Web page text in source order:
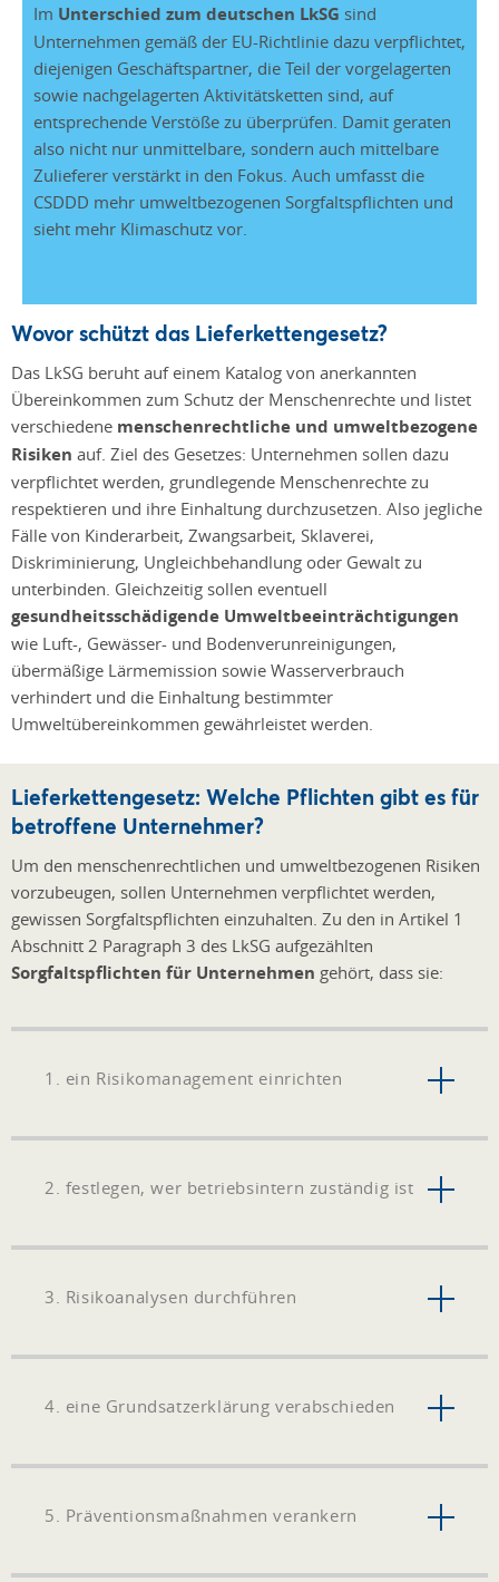
Im Unterschied zum deutschen LkSG sind
Unternehmen gemäß der EU-Richtlinie dazu verpflichtet,
diejenigen Geschäftspartner, die Teil der vorgelagerten
sowie nachgelagerten Aktivitätsketten sind, auf
entsprechende Verstöße zu überprüfen. Damit geraten
also nicht nur unmittelbare, sondern auch mittelbare
Zulieferer verstärkt in den Fokus. Auch umfasst die
CSDDD mehr umweltbezogenen Sorgfaltspflichten und
sieht mehr Klimaschutz vor.
Wovor schützt das Lieferkettengesetz?
Das LkSG beruht auf einem Katalog von anerkannten
Übereinkommen zum Schutz der Menschenrechte und listet
verschiedene menschenrechtliche und umweltbezogene
Risiken auf. Ziel des Gesetzes: Unternehmen sollen dazu
verpflichtet werden, grundlegende Menschenrechte zu
respektieren und ihre Einhaltung durchzusetzen. Also jegliche
Fälle von Kinderarbeit, Zwangsarbeit, Sklaverei,
Diskriminierung, Ungleichbehandlung oder Gewalt zu
unterbinden. Gleichzeitig sollen eventuell
gesundheitsschädigende Umweltbeeinträchtigungen
wie Luft-, Gewässer- und Bodenverunreinigungen,
übermäßige Lärmemission sowie Wasserverbrauch
verhindert und die Einhaltung bestimmter
Umweltübereinkommen gewährleistet werden.
Lieferkettengesetz: Welche Pflichten gibt es für
betroffene Unternehmer?
Um den menschenrechtlichen und umweltbezogenen Risiken
vorzubeugen, sollen Unternehmen verpflichtet werden,
gewissen Sorgfaltspflichten einzuhalten. Zu den in Artikel 1
Abschnitt 2 Paragraph 3 des LkSG aufgezählten
Sorgfaltspflichten für Unternehmen gehört, dass sie:
1. ein Risikomanagement einrichten
2. festlegen, wer betriebsintern zuständig ist
3. Risikoanalysen durchführen
4. eine Grundsatzerklärung verabschieden
5. Präventionsmaßnahmen verankern